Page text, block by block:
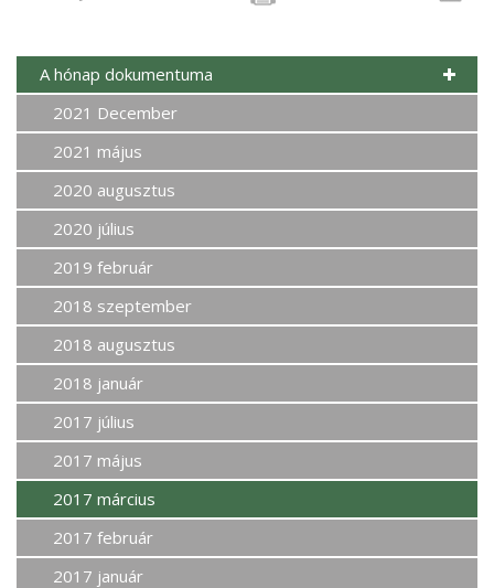
A hónap dokumentuma
2021 December
2021 május
2020 augusztus
2020 július
2019 február
2018 szeptember
2018 augusztus
2018 január
2017 július
2017 május
2017 március
2017 február
2017 január